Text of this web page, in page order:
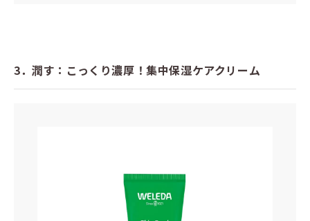
3．潤す：こっくり濃厚！集中保湿ケアクリーム